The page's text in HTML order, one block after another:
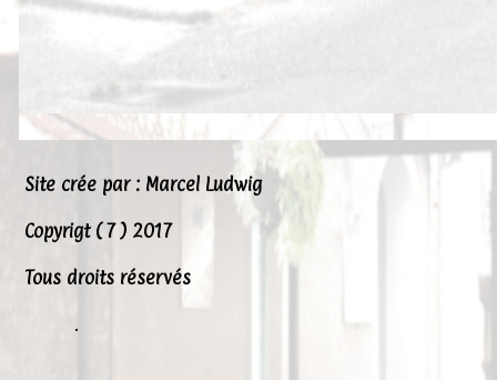
Site crée par : Marcel Ludwig
Copyrigt ( 7 ) 2017
Tous droits réservés
.